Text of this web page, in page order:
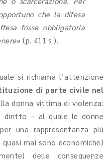
che la difesa
fosse obbligatoria
(p. 411 s.).
si richiama l’attenzione
di parte civile nel
donna vittima di violenza:
diritto – al quale le donne
una rappresentanza più
mai sono economiche)
delle conseguenze